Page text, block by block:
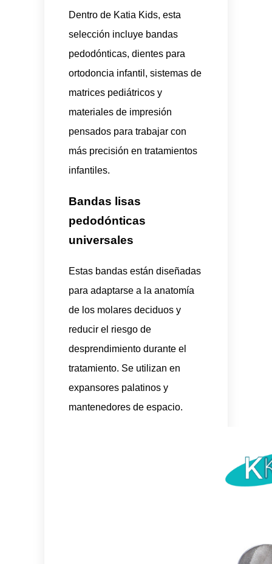
Dentro de Katia Kids, esta
selección incluye bandas
pedodónticas, dientes para
ortodoncia infantil, sistemas de
matrices pediátricos y
materiales de impresión
pensados para trabajar con
más precisión en tratamientos
infantiles.
Bandas lisas
pedodónticas
universales
Estas bandas están diseñadas
para adaptarse a la anatomía
de los molares deciduos y
reducir el riesgo de
desprendimiento durante el
tratamiento. Se utilizan en
expansores palatinos y
mantenedores de espacio.